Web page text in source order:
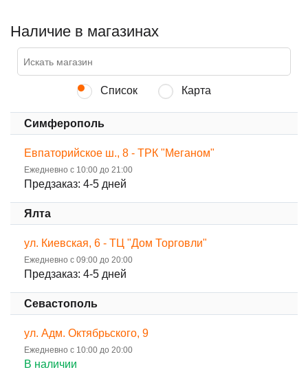
Наличие в магазинах
Список Карта
Симферополь
Евпаторийское ш., 8 - ТРК "Меганом"
Ежедневно с 10:00 до 21:00
Предзаказ: 4-5 дней
Ялта
ул. Киевская, 6 - ТЦ "Дом Торговли"
Ежедневно с 09:00 до 20:00
Предзаказ: 4-5 дней
Севастополь
ул. Адм. Октябрьского, 9
Ежедневно с 10:00 до 20:00
В наличии